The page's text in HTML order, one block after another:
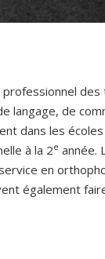
langage, de
dans les
à la 2e année.
en
également